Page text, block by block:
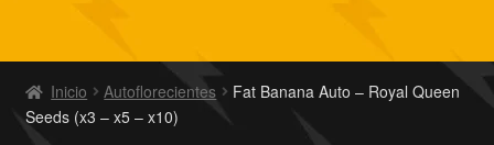
Inicio Autoflorecientes
Fat Banana Auto – Royal Queen
Seeds (x3 – x5 – x10)